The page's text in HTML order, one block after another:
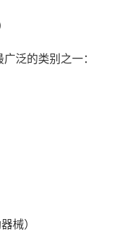
泛的类别之一：
械）